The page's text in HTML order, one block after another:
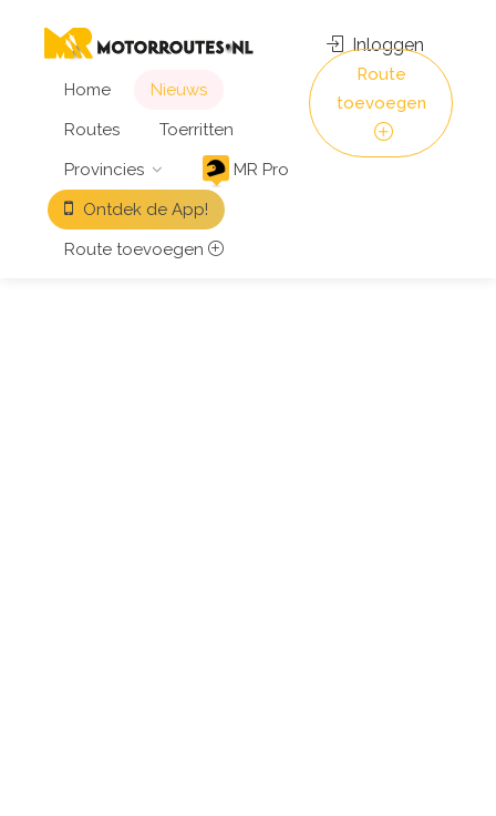
Home
Nieuws
Routes
Toerritten
Provincies
MR Pro
Ontdek de App!
Route toevoegen
Inloggen
Route
toevoegen